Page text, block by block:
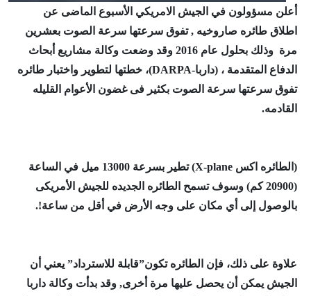
أعلن مسؤولون في الجيش الامريكي الأسبوع الماضى عن
اطلاق طائره صاروخيه , تفوق سرعتها سرعة الصوت بعشرين
مرة وذلك بحلول عام 2016
وقد وضعت وكالة مشاريع أبحاث
الدفاع المتقدمة ، (داربا-DARPA) ، خطتها لتطوير واختبار طائره
تفوق سرعتها سرعة الصوت بكثير فى غضون الأعوام القليله
القادمه.
(الطائره اكس X-plane)
تطير بسرعة 13000 ميل في الساعة
(20900 كم) وسوف تسمح الطائره الجديده للجيش الأمريكى
بالوصول إلى أي مكان على وجه الأرض في أقل من ساعة!.
علاوة على ذلك، فإن الطائره تكون”قابلة للاسترداد” يعني أن
الجيش يمكن أن يحصل عليها مرة أخرى, وقد بدأت وكالة داربا